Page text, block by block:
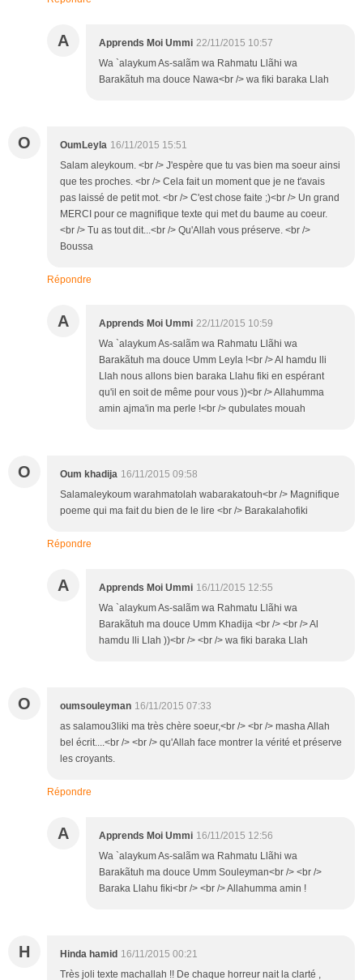
A Apprends Moi Ummi 22/11/2015 10:57
Wa `alaykum As-salãm wa Rahmatu Llãhi wa
Barakãtuh ma douce Nawa<br /> wa fiki baraka Llah
O OumLeyla 16/11/2015 15:51
Salam aleykoum. <br /> J'espère que tu vas bien ma soeur ainsi
que tes proches. <br /> Cela fait un moment que je ne t'avais
pas laissé de petit mot. <br /> C'est chose faite ;)<br /> Un grand
MERCI pour ce magnifique texte qui met du baume au coeur.
<br /> Tu as tout dit...<br /> Qu'Allah vous préserve. <br />
Boussa
Répondre
A Apprends Moi Ummi 22/11/2015 10:59
Wa `alaykum As-salãm wa Rahmatu Llãhi wa
Barakãtuh ma douce Umm Leyla !<br /> Al hamdu lli
Llah nous allons bien baraka Llahu fiki en espérant
qu'il en soit de même pour vous ))<br /> Allahumma
amin ajma'in ma perle !<br /> qubulates mouah
O Oum khadija 16/11/2015 09:58
Salamaleykoum warahmatolah wabarakatouh<br /> Magnifique
poeme qui ma fait du bien de le lire <br /> Barakalahofiki
Répondre
A Apprends Moi Ummi 16/11/2015 12:55
Wa `alaykum As-salãm wa Rahmatu Llãhi wa
Barakãtuh ma douce Umm Khadija <br /> <br /> Al
hamdu lli Llah ))<br /> <br /> wa fiki baraka Llah
O oumsouleyman 16/11/2015 07:33
as salamou3liki ma très chère soeur,<br /> <br /> masha Allah
bel écrit....<br /> <br /> qu'Allah face montrer la vérité et préserve
les croyants.
Répondre
A Apprends Moi Ummi 16/11/2015 12:56
Wa `alaykum As-salãm wa Rahmatu Llãhi wa
Barakãtuh ma douce Umm Souleyman<br /> <br />
Baraka Llahu fiki<br /> <br /> Allahumma amin !
H Hinda hamid 16/11/2015 00:21
Très joli texte machallah !! De chaque horreur nait la clarté ,